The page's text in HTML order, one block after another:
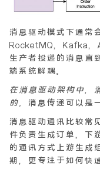
消息驱动模式下通常
RocketMQ，Kafka，
生产者投递的消息直
端系统解耦。
在消息驱动架构中，
的。
消息传递可以是
消息驱动通讯比较常
件负责生成订单，下
的通讯方式上游生成
期，更专注于如何快